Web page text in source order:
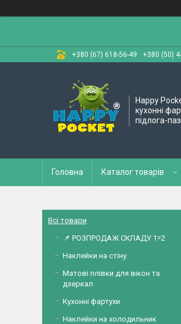
+380 (67) 618-56-49 +380 (50)
Happy
кухонні
підлога-
Головна Каталог товарів
Всі товари
📌 РОЗПРОДАЖ СКЛАДУ 1=2
Наклейки на стіну
Матові плівки для вікон та
дзеркал
Кухонні фартухи
Наклейки на холодильник